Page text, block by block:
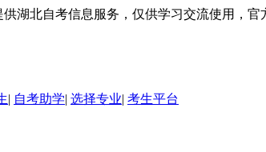
湖北自考信息服务，仅供学习交流使用，官
| 自考助学| 选择专业| 考生平台